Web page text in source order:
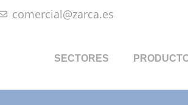
comercial@zarca.es
SECTORES